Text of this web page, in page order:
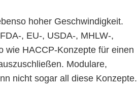
hoher Geschwindigkeit.
, EU-, USDA-, MHLW-,
wie HACCP-Konzepte für einen
Modulare,
nicht sogar all diese Konzepte.